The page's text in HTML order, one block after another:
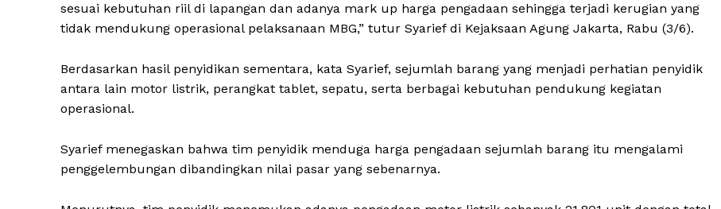
sesuai kebutuhan riil di lapangan dan adanya mark up harga pengadaan sehingga terjadi kerugian yang
tidak mendukung operasional pelaksanaan MBG,” tutur Syarief di Kejaksaan Agung Jakarta, Rabu (3/6).
Berdasarkan hasil penyidikan sementara, kata Syarief, sejumlah barang yang menjadi perhatian penyidik
antara lain motor listrik, perangkat tablet, sepatu, serta berbagai kebutuhan pendukung kegiatan
operasional.
Syarief menegaskan bahwa tim penyidik menduga harga pengadaan sejumlah barang itu mengalami
penggelembungan dibandingkan nilai pasar yang sebenarnya.